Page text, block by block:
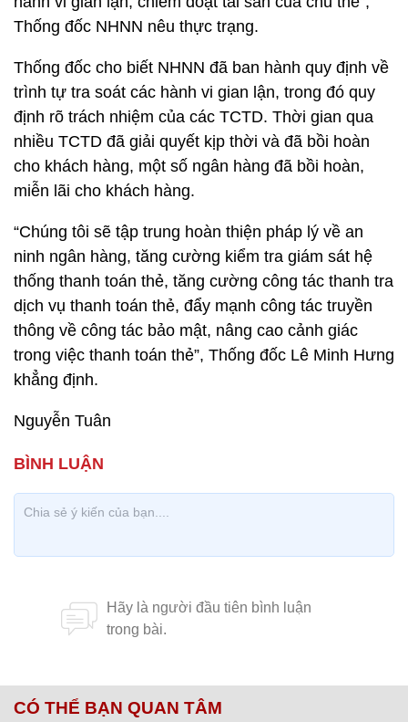
Thống đốc NHNN nêu thực trạng.
Thống đốc cho biết NHNN đã ban hành quy định về
trình tự tra soát các hành vi gian lận, trong đó quy
định rõ trách nhiệm của các TCTD. Thời gian qua
nhiều TCTD đã giải quyết kịp thời và đã bồi hoàn
cho khách hàng, một số ngân hàng đã bồi hoàn,
miễn lãi cho khách hàng.
“Chúng tôi sẽ tập trung hoàn thiện pháp lý về an
ninh ngân hàng, tăng cường kiểm tra giám sát hệ
thống thanh toán thẻ, tăng cường công tác thanh tra
dịch vụ thanh toán thẻ, đẩy mạnh công tác truyền
thông về công tác bảo mật, nâng cao cảnh giác
trong việc thanh toán thẻ”, Thống đốc Lê Minh Hưng
khẳng định.
Nguyễn Tuân
CÓ THỂ BẠN QUAN TÂM